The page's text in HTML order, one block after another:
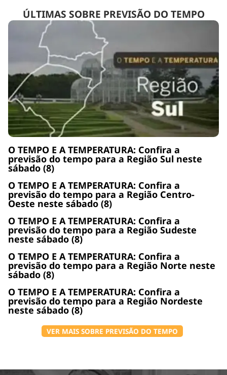
ÚLTIMAS SOBRE PREVISÃO DO TEMPO
O TEMPO E A TEMPERATURA: Confira a
previsão do tempo para a Região Sul neste
sábado (8)
O TEMPO E A TEMPERATURA: Confira a
previsão do tempo para a Região Centro-
Oeste neste sábado (8)
O TEMPO E A TEMPERATURA: Confira a
previsão do tempo para a Região Sudeste
neste sábado (8)
O TEMPO E A TEMPERATURA: Confira a
previsão do tempo para a Região Norte neste
sábado (8)
O TEMPO E A TEMPERATURA: Confira a
previsão do tempo para a Região Nordeste
neste sábado (8)
VER MAIS SOBRE PREVISÃO DO TEMPO